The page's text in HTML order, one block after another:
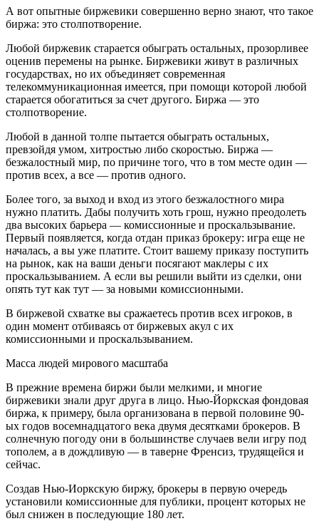
А вот опытные биржевики совершенно верно знают, что такое
биржа: это столпотворение.
Любой биржевик старается обыграть остальных, прозорливее
оценив перемены на рынке. Биржевики живут в различных
государствах, но их объединяет современная
телекоммуникационная имеется, при помощи которой любой
старается обогатиться за счет другого. Биржа — это
столпотворение.
Любой в данной толпе пытается обыграть остальных,
превзойдя умом, хитростью либо скоростью. Биржа —
безжалостный мир, по причине того, что в том месте один —
против всех, а все — против одного.
Более того, за выход и вход из этого безжалостного мира
нужно платить. Дабы получить хоть грош, нужно преодолеть
два высоких барьера — комиссионные и проскальзывание.
Первый появляется, когда отдан приказ брокеру: игра еще не
началась, а вы уже платите. Стоит вашему приказу поступить
на рынок, как на ваши деньги посягают маклеры с их
проскальзыванием. А если вы решили выйти из сделки, они
опять тут как тут — за новыми комиссионными.
В биржевой схватке вы сражаетесь против всех игроков, в
один момент отбиваясь от биржевых акул с их
комиссионными и проскальзыванием.
Масса людей мирового масштаба
В прежние времена биржи были мелкими, и многие
биржевики знали друг друга в лицо. Нью-Йоркская фондовая
биржа, к примеру, была организована в первой половине 90-
ых годов восемнадцатого века двумя десятками брокеров. В
солнечную погоду они в большинстве случаев вели игру под
тополем, а в дождливую — в таверне Френсиз, трудящейся и
сейчас.
Создав Нью-Иоркскую биржу, брокеры в первую очередь
установили комиссионные для публики, процент которых не
был снижен в последующие 180 лет.